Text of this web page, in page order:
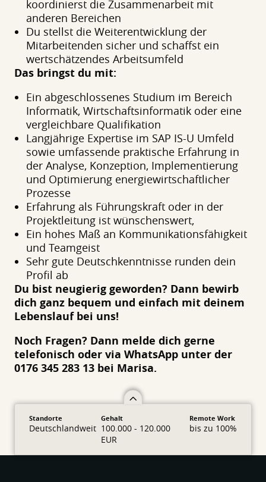
koordinierst die Zusammenarbeit mit
anderen Bereichen
Du stellst die Weiterentwicklung der
Mitarbeitenden sicher und schaffst ein
wertschätzendes Arbeitsumfeld
Das bringst du mit:
Ein abgeschlossenes Studium im Bereich
Informatik, Wirtschaftsinformatik oder eine
vergleichbare Qualifikation
Langjährige Expertise im SAP IS-U Umfeld
sowie umfassende praktische Erfahrung in
der Analyse, Konzeption, Implementierung
und Optimierung energiewirtschaftlicher
Prozesse
Erfahrung als Führungskraft oder in der
Projektleitung ist wünschenswert,
Ein hohes Maß an Kommunikationsfähigkeit
und Teamgeist
Sehr gute Deutschkenntnisse runden dein
Profil ab
Du bist neugierig geworden? Dann bewirb
dich ganz bequem und einfach mit deinem
Lebenslauf bei uns!
Noch Fragen? Dann melde dich gerne
telefonisch oder via WhatsApp unter der
0176 345 283 13 bei Marisa.
Standorte
Deutschlandweit
Gehalt
100.000 - 120.000
EUR
Remote Work
bis zu 100%